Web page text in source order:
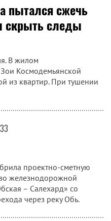
пытался сжечь
скрыть следы
В жилом
Космодемьянской
из квартир. При тушении
проектно-сметную
железнодорожной
– Салехард» со
через реку Обь.